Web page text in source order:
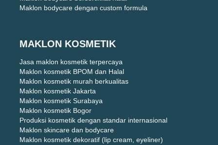
Maklon bodycare dengan custom formula
MAKLON KOSMETIK
Jasa maklon kosmetik terpercaya
Maklon kosmetik BPOM dan Halal
Maklon kosmetik murah berkualitas
Maklon kosmetik Jakarta
Maklon kosmetik Surabaya
Maklon kosmetik Bogor
Produksi kosmetik dengan standar internasional
Maklon skincare dan bodycare
Maklon kosmetik dekoratif (lip cream, eyeliner)